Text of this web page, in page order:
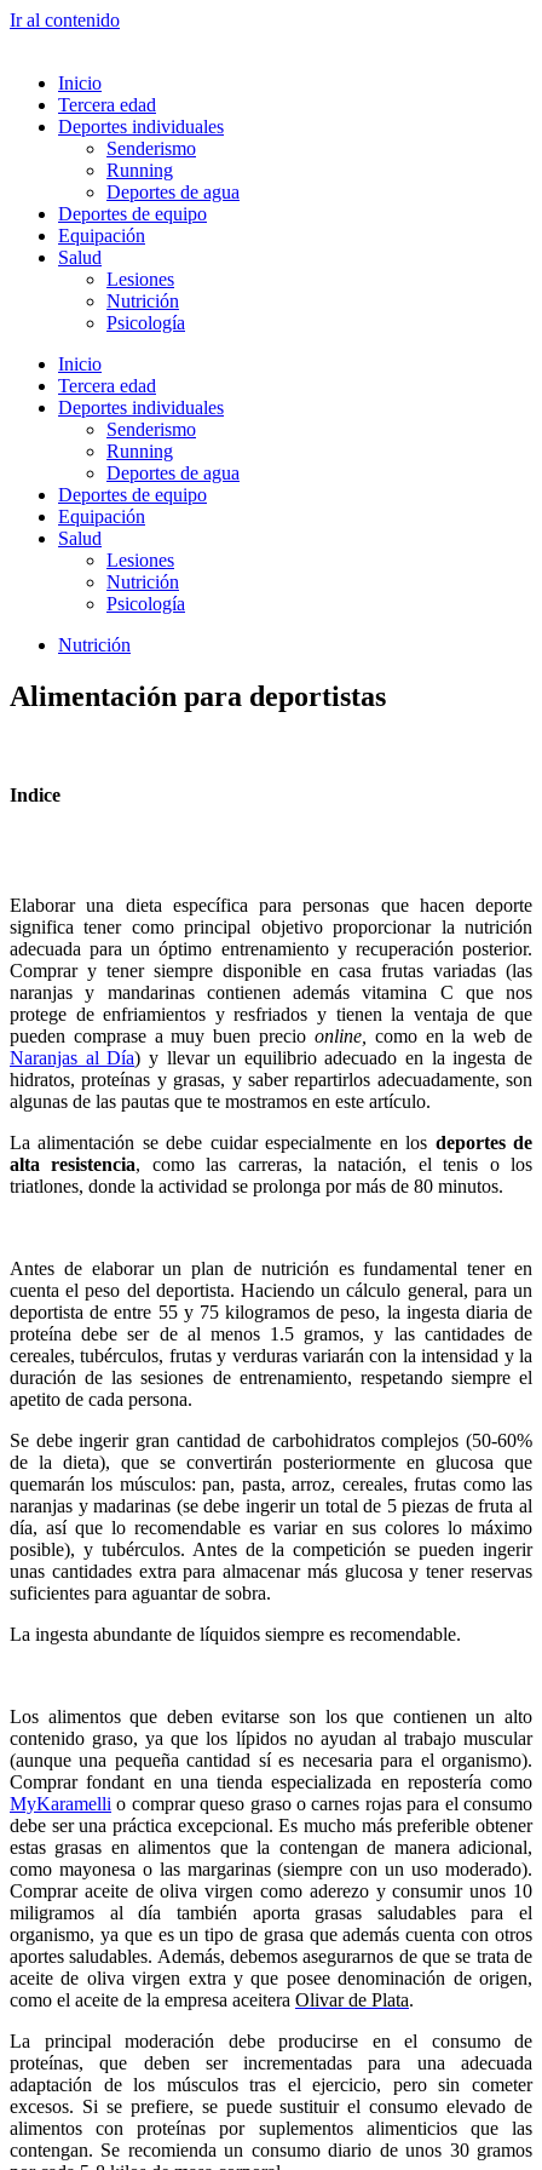
Ir al contenido
Inicio
Tercera edad
Deportes individuales
Senderismo
Running
Deportes de agua
Deportes de equipo
Equipación
Salud
Lesiones
Nutrición
Psicología
Inicio
Tercera edad
Deportes individuales
Senderismo
Running
Deportes de agua
Deportes de equipo
Equipación
Salud
Lesiones
Nutrición
Psicología
Nutrición
Alimentación para deportistas
Indice
Elaborar una dieta específica para personas que hacen deporte
significa tener como principal objetivo proporcionar la nutrición
adecuada para un óptimo entrenamiento y recuperación posterior.
Comprar y tener siempre disponible en casa frutas variadas (las
naranjas y mandarinascontienen además vitamina C que nos
protege de enfriamientos y resfriados y tienen la ventaja de que
pueden comprase a muy buen precio online,
como en la web de
Naranjas al Día) y llevar un equilibrio adecuado en la ingesta de
hidratos, proteínas y grasas, y saber repartirlos adecuadamente, son
algunas de las pautas que te mostramos en este artículo.
La alimentación se debe cuidar especialmente en los deportes de
alta resistencia, como las carreras, la natación, el tenis o los
triatlones, donde la actividad se prolonga por más de 80 minutos.
Antes de elaborar un plan de nutrición es fundamental tener en
cuenta el peso del deportista. Haciendo un cálculo general, para un
deportista de entre 55 y 75 kilogramos de peso, la ingesta diaria de
proteína debe ser de al menos 1.5 gramos, y las cantidades de
cereales, tubérculos, frutas y verduras variarán con la intensidad y la
duración de las sesiones de entrenamiento, respetando siempre el
apetito de cada persona.
Se debe ingerir gran cantidad de carbohidratos complejos (50-60%
de la dieta), que se convertirán posteriormente en glucosa que
quemarán los músculos: pan, pasta, arroz, cereales, frutas como las
naranjas y madarinas (se debe ingerir un total de 5 piezas de fruta al
día, así que lo recomendable es variar en sus colores lo máximo
posible), y tubérculos. Antes de la competición se pueden ingerir
unas cantidades extra para almacenar más glucosa y tener reservas
suficientes para aguantar de sobra.
La ingesta abundante de líquidos siempre es recomendable.
Los alimentos que deben evitarse son los que contienen un alto
contenido graso, ya que los lípidos no ayudan al trabajo muscular
(aunque una pequeña cantidad sí es necesaria para el organismo).
Comprar fondant en una tienda especializada en repostería como
MyKaramelli o comprar queso graso o carnes rojas para el consumo
debe ser una práctica excepcional. Es mucho más preferible obtener
estas grasas en alimentos que la contengan de manera adicional,
como mayonesa o las margarinas (siempre con un uso moderado).
Comprar aceite de oliva virgen como aderezo y consumir unos 10
miligramos al día también aporta grasas saludables para el
organismo, ya que es un tipo de grasa que además cuenta con otros
aportes saludables. Además, debemos asegurarnos de que se trata de
aceite de oliva virgen extra y que posee denominación de origen,
como el aceite de la empresa aceitera Olivar de Plata.
La principal moderación debe producirse en el consumo de
proteínas, que deben ser incrementadas para una adecuada
adaptación de los músculos tras el ejercicio, pero sin cometer
excesos. Si se prefiere, se puede sustituir el consumo elevado de
alimentos con proteínas por suplementos alimenticios que las
contengan. Se recomienda un consumo diario de unos 30 gramos